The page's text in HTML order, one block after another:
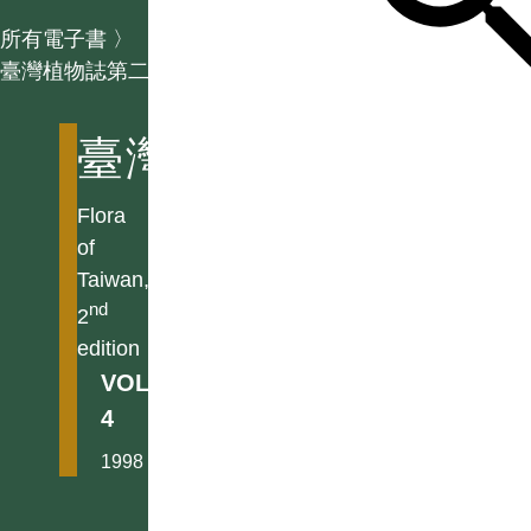
所有電子書 〉
臺灣植物誌第二版
臺灣植物誌第二版
Flora
of
Taiwan,
2nd
edition
VOL.
4
1998